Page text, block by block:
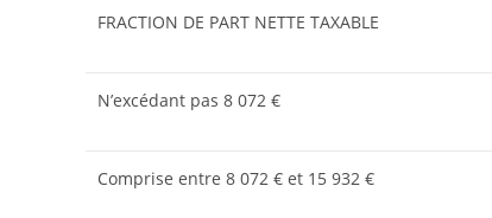
FRACTION DE PART NETTE TAXABLE
N’excédant pas 8 072 €
Comprise entre 8 072 € et 15 932 €